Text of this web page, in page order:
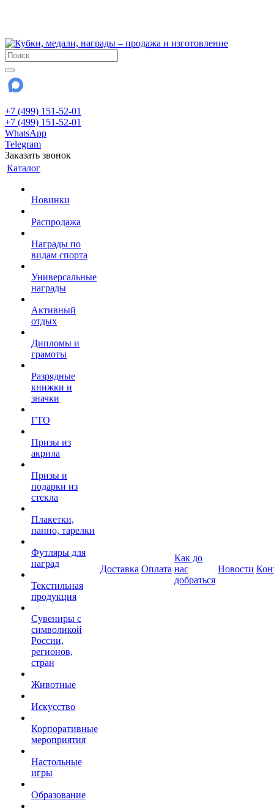
+7 (499) 151-52-01
+7 (499) 151-52-01
WhatsApp
Telegram
Заказать звонок
Каталог
Новинки
Распродажа
Награды по
видам спорта
Универсальные
награды
Активный
отдых
Дипломы и
грамоты
Разрядные
книжки и
значки
ГТО
Призы из
акрила
Призы и
подарки из
стекла
Плакетки,
панно, тарелки
Футляры для
наград
Текстильная
продукция
Сувениры с
символикой
России,
регионов,
стран
Животные
Искусство
Корпоративные
мероприятия
Настольные
игры
Образование
Доставка Оплата
Как до
нас
добраться
Новости